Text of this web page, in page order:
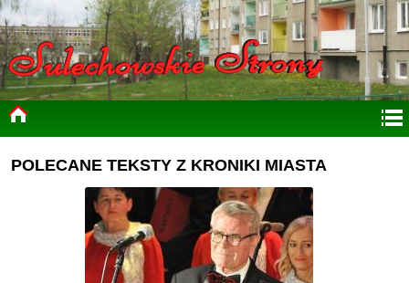
POLECANE TEKSTY Z KRONIKI MIASTA